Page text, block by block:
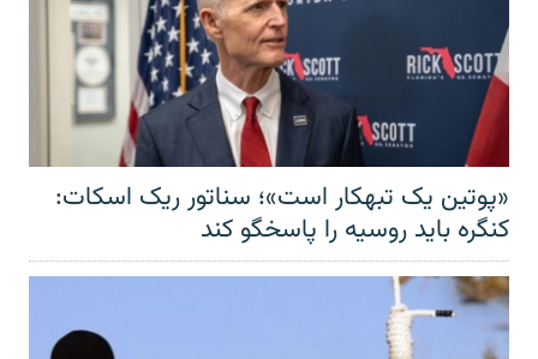
«پوتین یک تبهکار است»؛ سناتور ریک اسکات:
کنگره باید روسیه را پاسخگو کند